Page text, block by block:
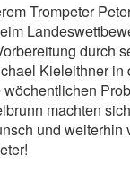
Trompeter
durch
Kieleithner in
machten
und weiterhin